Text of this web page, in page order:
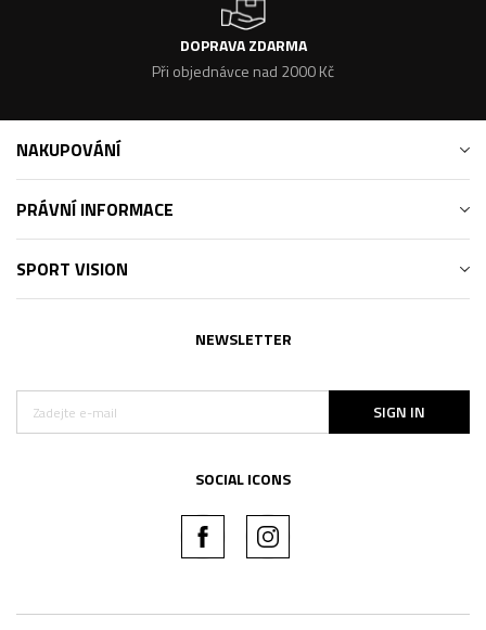
DOPRAVA ZDARMA
Při objednávce nad 2000 Kč
NAKUPOVÁNÍ
PRÁVNÍ INFORMACE
SPORT VISION
NEWSLETTER
SIGN IN
SOCIAL ICONS